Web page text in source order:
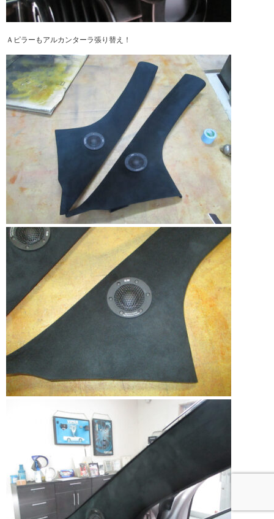
Ａピラーもアルカンターラ張り替え！